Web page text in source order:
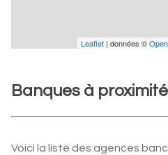
Leaflet | données ©
Banques à
Voici la liste des agences